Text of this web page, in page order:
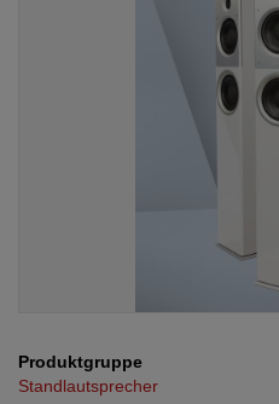
Produktgruppe
Standlautsprecher